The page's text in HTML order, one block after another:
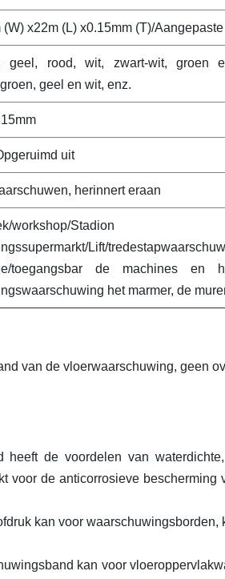
(W) x22m (L) x0.15mm (T)/
geel, rood, wit, zwart-wit, groen
geel en wit, enz.
uit
herinnert eraan
workshop/Stadion
Lift/
toegangsbar de machines en
het marmer, de
van de vloerwaarschuwing, geen
heeft de voordelen van
voor de anticorrosieve
kan voor
kan voor